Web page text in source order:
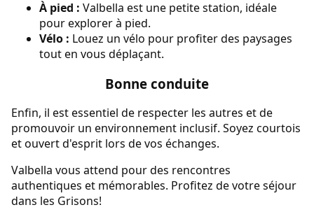
À pied : Valbella est une petite station, idéale
pour explorer à pied.
Vélo : Louez un vélo pour profiter des paysages
tout en vous déplaçant.
Bonne conduite
Enfin, il est essentiel de respecter les autres et de
promouvoir un environnement inclusif. Soyez courtois
et ouvert d'esprit lors de vos échanges.
Valbella vous attend pour des rencontres
authentiques et mémorables. Profitez de votre séjour
dans les Grisons!